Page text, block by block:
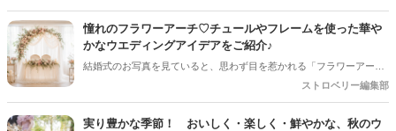
憧れのフラワーアーチ♡チュールやフレームを使った華や
かなウエディングアイデアをご紹介♪
結婚式のお写真を見ていると、思わず目を惹かれる「フラワーアー
チ」♡ お花をたっぷり使ったアーチはもちろん、チュールやフレーム
るコーディネートが人気を集めています♪ 挙式会場や高砂、ウエルカ
ストロベリー編集部
実り豊かな季節！ おいしく・楽しく・鮮やかな、秋のウ